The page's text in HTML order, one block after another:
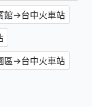
館→台中火車站
區→台中火車站